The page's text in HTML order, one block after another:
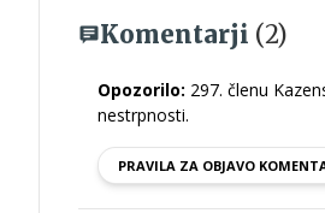
Komentarji (2)
Opozorilo: 297. členu
nestrpnosti.
PRAVILA ZA OBJAVO